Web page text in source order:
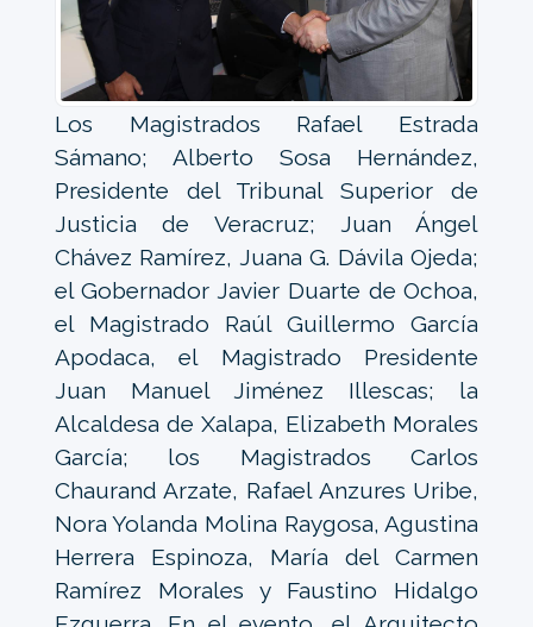
Los Magistrados Rafael Estrada
Sámano; Alberto Sosa Hernández,
Presidente del Tribunal Superior de
Justicia de Veracruz; Juan Ángel
Chávez Ramírez, Juana G. Dávila Ojeda;
el Gobernador Javier Duarte de Ochoa,
el Magistrado Raúl Guillermo García
Apodaca, el Magistrado Presidente
Juan Manuel Jiménez Illescas; la
Alcaldesa de Xalapa, Elizabeth Morales
García; los Magistrados Carlos
Chaurand Arzate, Rafael Anzures Uribe,
Nora Yolanda Molina Raygosa, Agustina
Herrera Espinoza, María del Carmen
Ramírez Morales y Faustino Hidalgo